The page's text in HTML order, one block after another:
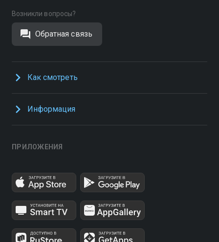
Возникли вопросы?
Обратная связь
Как смотреть
Информация
ПРИЛОЖЕНИЯ